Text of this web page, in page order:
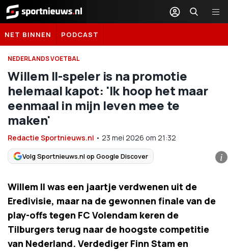
Sportnieuws.nl
NET BINNEN PODCAST
NEDERLANDS VOETBAL
Willem II-speler is na promotie
helemaal kapot: 'Ik hoop het maar
eenmaal in mijn leven mee te
maken'
Redactie Sportnieuws.nl • 23 mei 2026 om 21:32
Volg Sportnieuws.nl op Google Discover i
Willem II was een jaartje verdwenen uit de
Eredivisie, maar na de gewonnen finale van de
play-offs tegen FC Volendam keren de
Tilburgers terug naar de hoogste competitie
van Nederland. Verdediger Finn Stam en